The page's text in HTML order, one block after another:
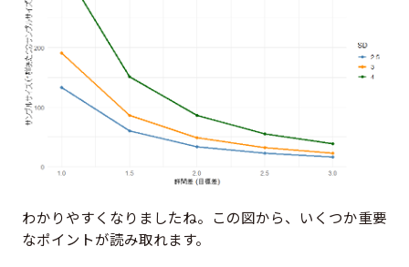
わかりやすくなりましたね。この図から、いくつか重要
なポイントが読み取れます。